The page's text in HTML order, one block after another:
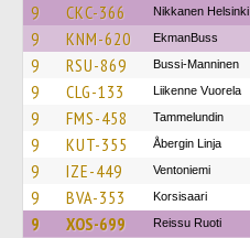
9 CKC-366 Nikkanen Helsinki
9 KNM-620 EkmanBuss
9 RSU-869 Bussi-Manninen
9 CLG-133 Liikenne Vuorela
9 FMS-458 Tammelundin
9 KUT-355 Åbergin Linja
9 IZE-449 Ventoniemi
9 BVA-353 Korsisaari
9 XOS-699 Reissu Ruoti